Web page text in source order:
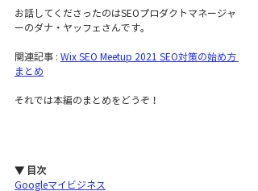
お話してくださったのはSEOプロダクトマネージャ
ーのダナ・ヤッフェさんです。
関連記事 : Wix SEO Meetup 2021 SEO対策の始め方
まとめ
それでは本編のまとめをどうぞ！
▼ 目次
Googleマイビジネス